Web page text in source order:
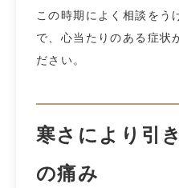
この時期によく相談をう
で、心当たりのある症状
ださい。
寒さにより引
の痛み